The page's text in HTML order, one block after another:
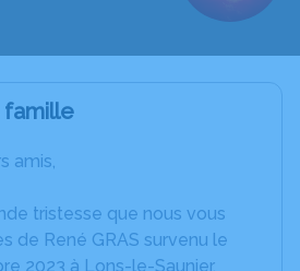
famille
amis,
tristesse que nous vous
de René GRAS survenu le
2023 à Lons-le-Saunier.